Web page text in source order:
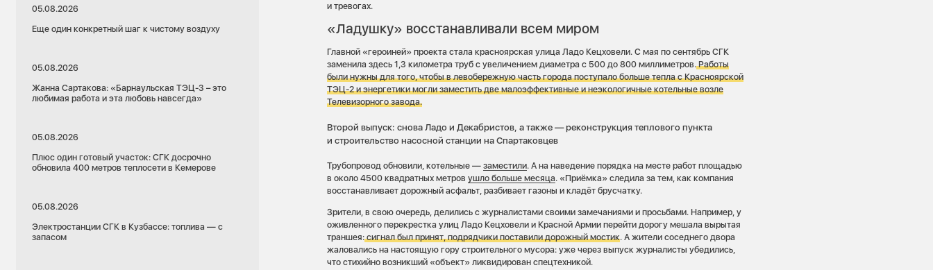
05.08.2026
Еще один конкретный шаг к чистому воздуху
05.08.2026
Жанна Сартакова: «Барнаульская ТЭЦ-3 – это
любимая работа и эта любовь навсегда»
05.08.2026
Плюс один готовый участок: СГК досрочно
обновила 400 метров теплосети в Кемерове
05.08.2026
Электростанции СГК в Кузбассе: топлива — с
запасом
и тревогах.
«Ладушку» восстанавливали всем миром
Главной «героиней» проекта стала красноярская улица Ладо Кецховели. С мая по сентябрь СГК
заменила здесь 1,3 километра труб с увеличением диаметра с 500 до 800 миллиметров.Работы
были нужны для того, чтобы в левобережную часть города поступало больше тепла с Красноярской
ТЭЦ-2 и энергетики могли заместить две малоэффективные и неэкологичные котельные возле
Телевизорного завода.
Второй выпуск: снова Ладо и Декабристов, а также — реконструкция теплового пункта
и строительство насосной станции на Спартаковцев
Трубопровод обновили, котельные —заместили. А на наведение порядка на месте работ площадью
в около 4500 квадратных метровушло больше месяца. «Приёмка» следила за тем, как компания
восстанавливает дорожный асфальт, разбивает газоны и кладёт брусчатку.
Зрители, в свою очередь, делились с журналистами своими замечаниями и просьбами. Например, у
оживленного перекрестка улиц Ладо Кецховели и Красной Армии перейти дорогу мешала вырытая
траншея:сигнал был принят, подрядчики поставили дорожный мостик. А жители соседнего двора
жаловались на настоящую гору строительного мусора: уже через выпуск журналисты убедились,
что стихийно возникший «объект» ликвидирован спецтехникой.